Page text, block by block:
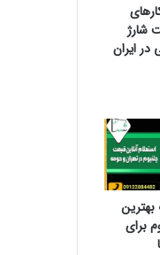
شارژ
ایران
بهترین
برای